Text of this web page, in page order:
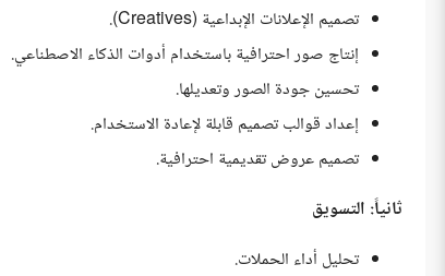
تصميم الإعلانات الإبداعية (Creatives).
إنتاج صور احترافية باستخدام أدوات الذكاء الاصطناعي.
تحسين جودة الصور وتعديلها.
إعداد قوالب تصميم قابلة لإعادة الاستخدام.
تصميم عروض تقديمية احترافية.
ثانياً: التسويق
تحليل أداء الحملات.